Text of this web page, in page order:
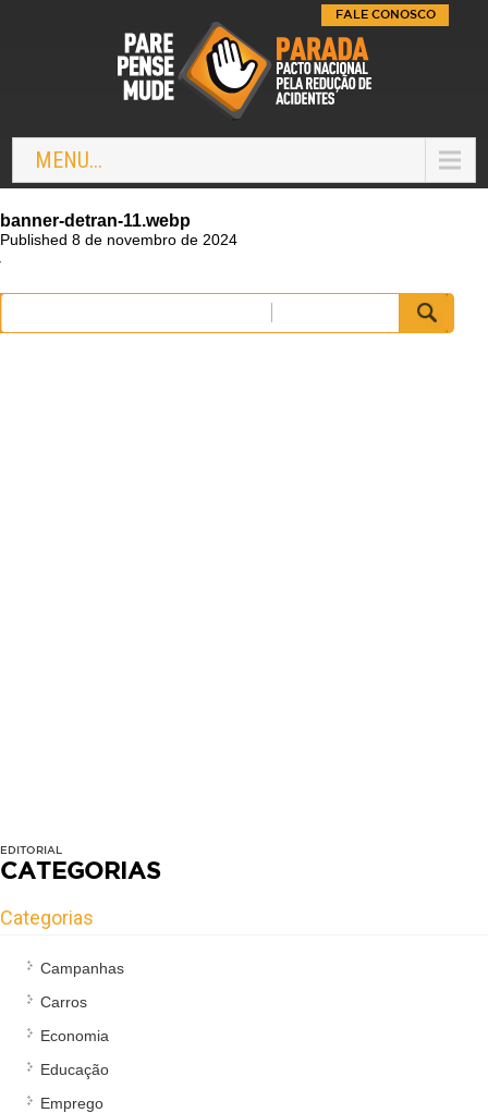
MENU...
FALE CONOSCO
banner-detran-11.webp
Published 8 de novembro de 2024
Pesquisar
por:
EDITORIAL
CATEGORIAS
Categorias
Campanhas
Carros
Economia
Educação
Emprego